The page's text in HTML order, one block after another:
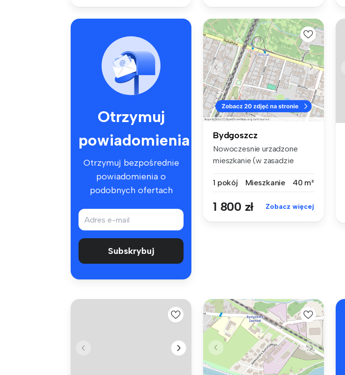
Otrzymuj
powiadomienia
Otrzymuj bezpośrednie
powiadomienia o
podobnych ofertach
Subskrybuj
Bydgoszcz
Nowoczesnie urzadzone
mieszkanie (w zasadzie
1 pokój
Mieszkanie 40 m²
1 800 zł Zobacz więcej